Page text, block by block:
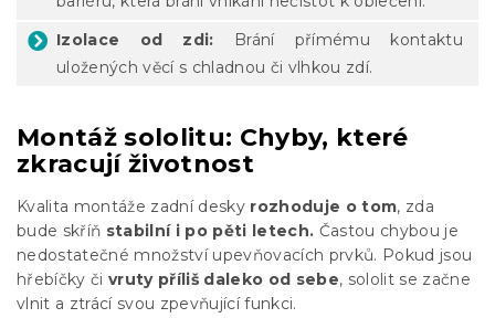
Izolace od zdi: Brání přímému kontaktu
uložených věcí s chladnou či vlhkou zdí.
Montáž sololitu: Chyby, které
zkracují životnost
Kvalita montáže zadní desky rozhoduje o tom, zda
bude skříň stabilní i po pěti letech. Častou chybou je
nedostatečné množství upevňovacích prvků. Pokud jsou
hřebíčky či vruty příliš daleko od sebe, sololit se začne
vlnit a ztrácí svou zpevňující funkci.